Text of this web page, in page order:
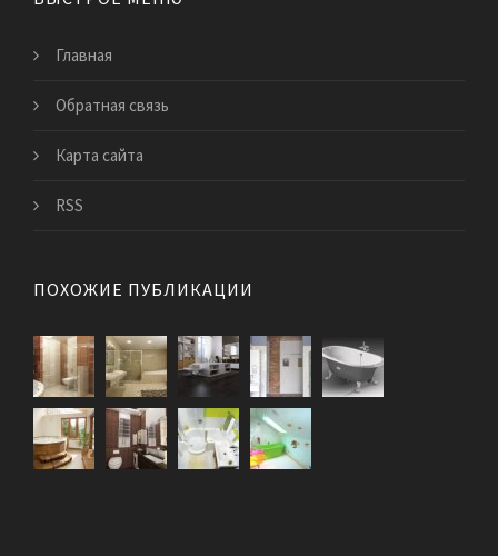
Главная
Обратная связь
Карта сайта
RSS
ПОХОЖИЕ ПУБЛИКАЦИИ